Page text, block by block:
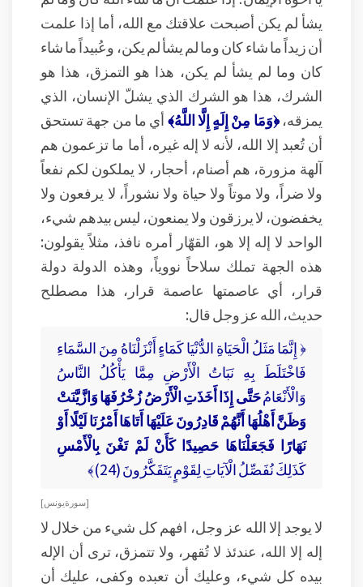
يشأ لم يكن أصبحت علاقتك مع الله، أما إذا علمت
أن زيداً ما شاء كان وما لم يشأ لم يكن، وعُبيداً ما شاء
كان وما لم يشأ لم يكن، هذا هو التمزق، هذا هو
الشرك، هذا هو الشرك الذي يشلّ الإنسان، الذي
يمزقه،﴿وَمَا مِنْ إِلَهٍ إِلَّا اللَّهُ﴾أي ما من جهة تستحق
أن تُعبد إلا الله، لأنه لا إله غيره، أما ما تزعمون هم
آلهة مزورة، هم أصنام، أحجار، لا يملكون لكم نفعاً
ولا ضراً، ولا موتاً ولا حياة ولا نشوراً، لا يرفعون ولا
يخفضون، لا يرزقون ولا يمنعون، ليس بيدهم شيء،
الواحد لا إله إلا هو، القهّار أمره نافذ، مثلاً يقولون:
هذه الجهة تملك سلاحاً نووياً، وهذه الدولة دولة
قرار، أي عاصمتها عاصمة قرار، هذا مصطلح
حديث، الله عز وجل قال:
﴿ إِنَّمَا مَثَلُ الْحَيَاةِ الدُّنْيَا كَمَاءٍ أَنْزَلْنَاهُ مِنَ السَّمَاءِ
فَاخْتَلَطَ بِهِ نَبَاتُ الْأَرْضِ مِمَّا يَأْكُلُ النَّاسُ
وَالْأَنْعَامُحَتَّى إِذَا أَخَذَتِ الْأَرْضُ زُخْرُفَهَا وَازَّيَّنَتْ
وَظَنَّ أَهْلُهَا أَنَّهُمْ قَادِرُونَ عَلَيْهَا أَتَاهَا أَمْرُنَا لَيْلًا أَوْ
نَهَارًا فَجَعَلْنَاهَا حَصِيدًا كَأَنْ لَمْ تَغْنَ بِالْأَمْسِ
كَذَلِكَ نُفَصِّلُ الْآيَاتِ لِقَوْمٍ يَتَفَكَّرُونَ (24)﴾
[ سورة يونس ]
لا يوجد إلا الله عز وجل، افهم كل شيء من خلال لا
إله إلا الله، عندئذ لا تُقهر، ولا تتمزق، ترى أن الإله
بيده كل شيء، وعليك أن تعبده وكفى، عليك أن